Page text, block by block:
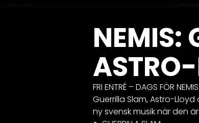
NEMIS:
FRI ENTRÉ – DAGS FÖR
Guerrilla Slam, Astro-
ny svensk musik när den